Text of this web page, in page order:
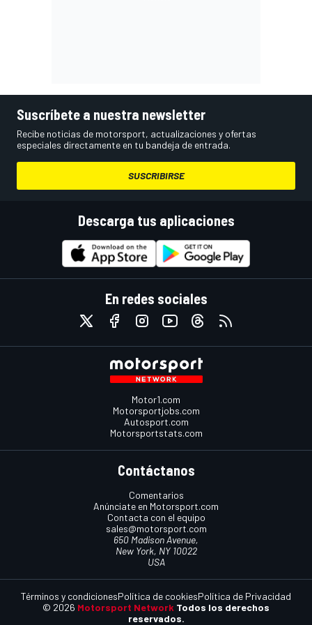
Suscríbete a nuestra newsletter
Recibe noticias de motorsport, actualizaciones y ofertas
especiales directamente en tu bandeja de entrada.
SUSCRIBIRSE
Descarga tus aplicaciones
En redes sociales
Motor1.com
Motorsportjobs.com
Autosport.com
Motorsportstats.com
Contáctanos
Comentarios
Anúnciate en Motorsport.com
Contacta con el equipo
sales@motorsport.com
650 Madison Avenue,
New York, NY 10022
USA
© 2026 Motorsport Network Todos los derechos
reservados.
Términos y condicionesPolítica de cookiesPolítica de Privacidad